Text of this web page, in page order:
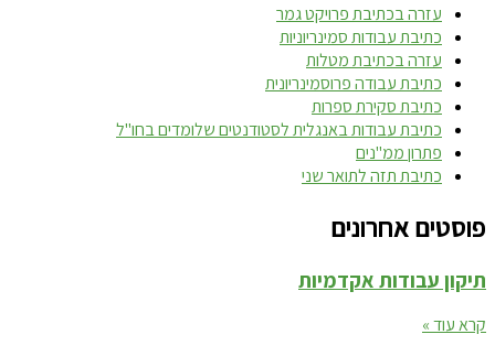
עזרה בכתיבת פרויקט גמר
כתיבת עבודות סמינריוניות
עזרה בכתיבת מטלות
כתיבת עבודה פרוסמינריונית
כתיבת סקירת ספרות
כתיבת עבודות באנגלית לסטודנטים שלומדים בחו"ל
פתרון ממ"נים
כתיבת תזה לתואר שני
פוסטים אחרונים
תיקון עבודות אקדמיות
קרא עוד »